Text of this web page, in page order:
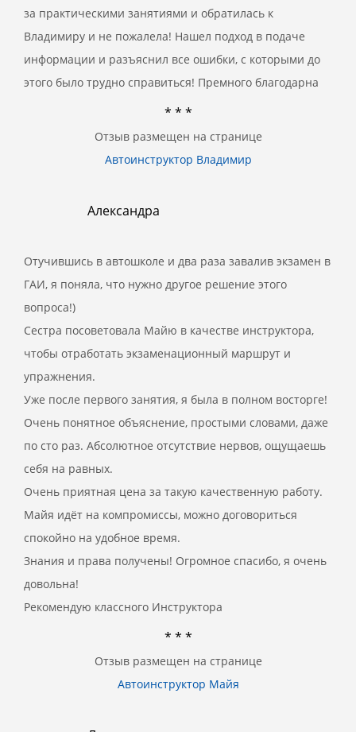
за практическими занятиями и обратилась к
Владимиру и не пожалела! Нашел подход в подаче
информации и разъяснил все ошибки, с которыми до
этого было трудно справиться! Премного благодарна
* * *
Отзыв размещен на странице
Автоинструктор Владимир
Александра
Отучившись в автошколе и два раза завалив экзамен в
ГАИ, я поняла, что нужно другое решение этого
вопроса!)
Сестра посоветовала Майю в качестве инструктора,
чтобы отработать экзаменационный маршрут и
упражнения.
Уже после первого занятия, я была в полном восторге!
Очень понятное объяснение, простыми словами, даже
по сто раз. Абсолютное отсутствие нервов, ощущаешь
себя на равных.
Очень приятная цена за такую качественную работу.
Майя идёт на компромиссы, можно договориться
спокойно на удобное время.
Знания и права получены! Огромное спасибо, я очень
довольна!
Рекомендую классного Инструктора
* * *
Отзыв размещен на странице
Автоинструктор Майя